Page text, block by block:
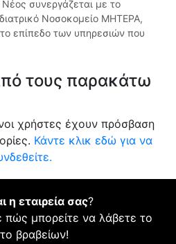
συνεργάζεται με το
Νοσοκομείο ΜΗΤΕΡΑ,
επίπεδο των υπηρεσιών που
τους παρακάτω
χρήστες έχουν πρόσβαση
Κάντε κλικ εδώ για να
η εταιρεία σας?
πώς μπορείτε να λάβετε το
βραβείων!